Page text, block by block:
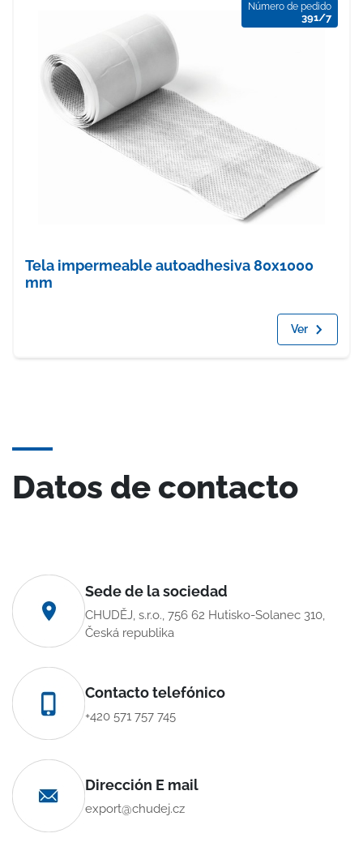
Número de pedido
391/7
Tela impermeable autoadhesiva 80x1000
mm
Ver
Datos de contacto
Sede de la sociedad
CHUDĚJ, s.r.o., 756 62 Hutisko-Solanec 310,
Česká republika
Contacto telefónico
+420 571 757 745
Dirección E mail
export@chudej.cz